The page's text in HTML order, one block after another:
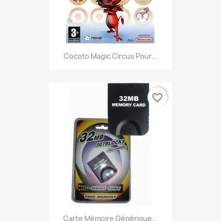
Cocoto Magic Circus Pour...
Carte Mémoire Générique...
favorite_border